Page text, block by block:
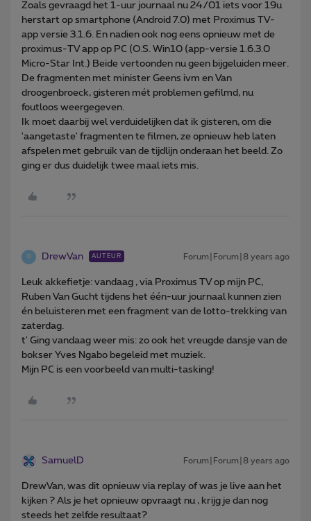
Zoals gevraagd het 1-uur journaal nu 24/01 iets voor 19u
herstart op smartphone (Android 7.0) met Proximus TV-
app versie 3.1.6. En nadien ook nog eens opnieuw met de
proximus-TV app op PC (O.S. Win10 (app-versie 1.6.3.0
Micro-Star Int.) Beide vertoonden nu geen bijgeluiden meer.
De fragmenten met minister Geens ivm en Van
droogenbroeck, gisteren mét problemen gefilmd, nu
foutloos weergegeven.
Ik moet daarbij wel verduidelijken dat ik gisteren, om die
'aangetaste' fragmenten te filmen, ze opnieuw heb laten
afspelen met gebruik van de tijdlijn onderaan het beeld. Zo
ging er dus duidelijk twee maal iets mis.
D DrewVan AUTEUR Forum|Forum|8 years ago
Leuk akkefietje: vandaag , via Proximus TV op mijn PC,
Ruben Van Gucht tijdens het één-uur journaal kunnen zien
én beluisteren met een fragment van de lotto-trekking van
zaterdag.
t' Ging vandaag weer mis: zo ook het vreugde dansje van de
bokser Yves Ngabo begeleid met muziek.
Mijn PC is een voorbeeld van multi-tasking!
SamuelD Forum|Forum|8 years ago
DrewVan, was dit opnieuw via replay of was je live aan het
kijken ? Als je het opnieuw opvraagt nu , krijg je dan nog
steeds het zelfde resultaat?